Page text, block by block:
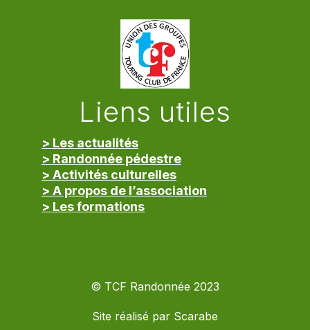
Liens utiles
> Les actualités
> Randonnée pédestre
> Activités culturelles
> A propos de l’association
> Les formations
© TCF Randonnée 2023
Site réalisé par Scarabe